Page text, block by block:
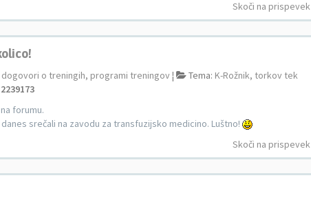
Skoči na prispevek
dogovori o treningih, programi treningov ¦ Tema: K-Rožnik, torkov tek
2239173
forumu.
srečali na zavodu za transfuzijsko medicino. Luštno!
Skoči na prispevek